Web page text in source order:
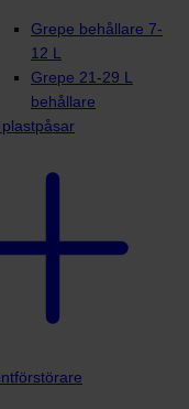
Grepe behållare 7-
12 L
Grepe 21-29 L
behållare